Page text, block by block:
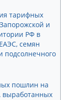
тарифных
и
РФ в
семян
подсолнечного
пошлин на
выработанных